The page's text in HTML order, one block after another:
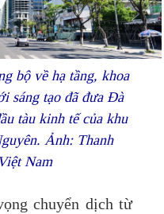
bộ về hạ tầng, khoa
sáng tạo đã đưa Đà
tàu kinh tế của khu
Ảnh: Thanh
Nam
chuyển dịch từ